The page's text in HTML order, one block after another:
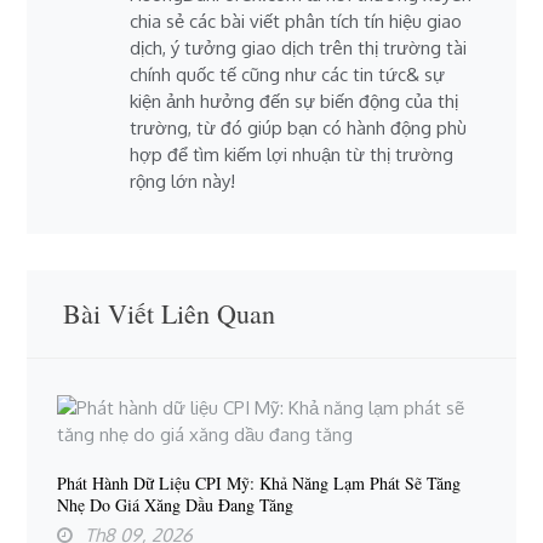
chia sẻ các bài viết phân tích tín hiệu giao
dịch, ý tưởng giao dịch trên thị trường tài
chính quốc tế cũng như các tin tức& sự
kiện ảnh hưởng đến sự biến động của thị
trường, từ đó giúp bạn có hành động phù
hợp để tìm kiếm lợi nhuận từ thị trường
rộng lớn này!
Bài Viết Liên Quan
Phát Hành Dữ Liệu CPI Mỹ: Khả Năng Lạm Phát Sẽ Tăng
Nhẹ Do Giá Xăng Dầu Đang Tăng
Th8 09, 2026